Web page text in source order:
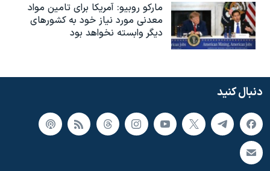
مارکو روبیو: آمریکا برای تامین مواد
معدنی مورد نیاز خود به کشورهای
دیگر وابسته نخواهد بود
دنبال کنید